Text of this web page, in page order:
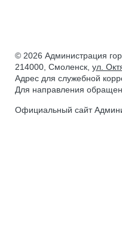
© 2026 Администрация
214000, Смоленск,ул.
Адрес для служебной
Для направления
Официальный сайт